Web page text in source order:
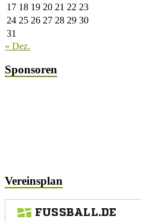
17 18 19 20 21 22 23
24 25 26 27 28 29 30
31
« Dez.
Sponsoren
Vereinsplan